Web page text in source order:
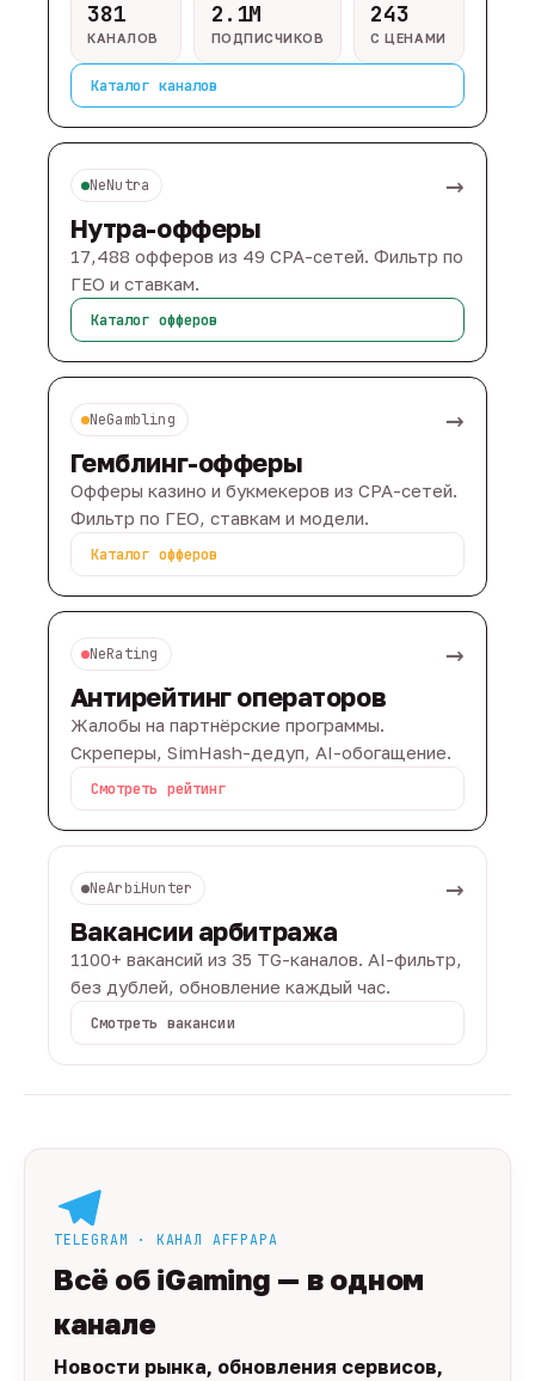
381
КАНАЛОВ
2.1M
ПОДПИСЧИКОВ
243
С ЦЕНАМИ
Каталог каналов
NeNutra →
Нутра-офферы
17,488 офферов из 49 CPA-сетей. Фильтр по
ГЕО и ставкам.
Каталог офферов
NeGambling →
Гемблинг-офферы
Офферы казино и букмекеров из CPA-сетей.
Фильтр по ГЕО, ставкам и модели.
Каталог офферов
NeRating →
Антирейтинг операторов
Жалобы на партнёрские программы.
Скреперы, SimHash-дедуп, AI-обогащение.
Смотреть рейтинг
NeArbiHunter →
Вакансии арбитража
1100+ вакансий из 35 TG-каналов. AI-фильтр,
без дублей, обновление каждый час.
Смотреть вакансии
TELEGRAM · КАНАЛ AFFPAPA
Всё об iGaming — в одном
канале
Новости рынка, обновления сервисов,